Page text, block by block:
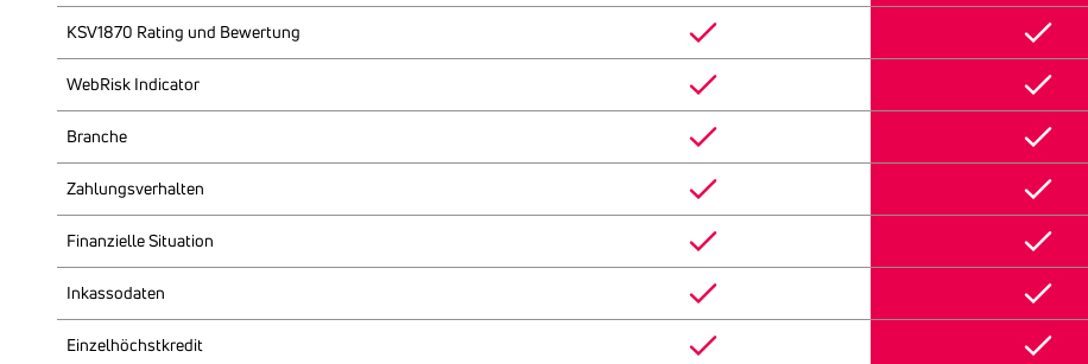
KSV1870 Rating und Bewer­tung
WebRisk Indi­cator
Branche
Zahlungs­ver­halten
Finan­zi­elle Situa­tion
Inkas­so­daten
Einzel­höchst­kredit